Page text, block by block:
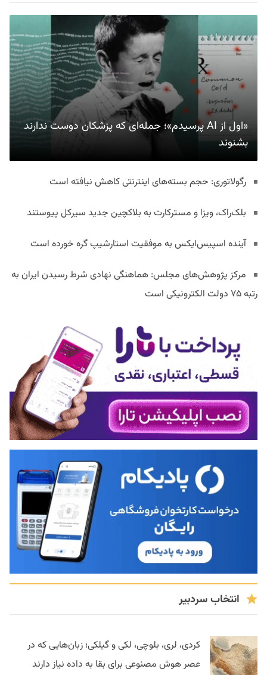
«اول از AI پرسیدم»؛ جمله‌ای که پزشکان دوست ندارند
بشنوند
رگولاتوری: حجم بسته‌های اینترنتی کاهش نیافته است
بلک‌راک، ویزا و مسترکارت به بلاکچین جدید سیرکل پیوستند
آینده اسپیس‌ایکس به موفقیت استارشیپ گره خورده است
مرکز پژوهش‌های مجلس: هماهنگی نهادی شرط رسیدن ایران به
رتبه ۷۵ دولت الکترونیکی است
انتخاب سردبیر
کردی، لری، بلوچی، لکی و گیلکی؛ زبان‌هایی که در
عصر هوش مصنوعی برای بقا به داده نیاز دارند